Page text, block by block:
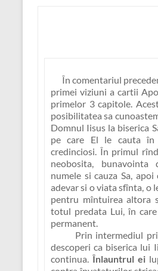
În comentariul
primei viziuni a cartii
primelor 3 capitole.
posibilitatea sa
Domnul Iisus la biserica
pe care El le cauta în
credinciosi. În primul
neobosita,
numele si cauza Sa,
adevar si o viata sfînta, o
pentru mîntuirea altora
totul predata Lui, în
permanent.
Prin intermediul
descoperi ca biserica lui
continua. Înlauntrul ei